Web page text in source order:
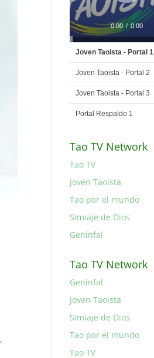
0:00 / 0:00
Joven Taoista - Portal 1
Joven Taoista - Portal 2
Joven Taoista - Portal 3
Portal Respaldo 1
Tao TV Network
Tao TV
Joven Taoista
Tao por el mundo
Simiaje de Dios
Genínfal
Tao TV Network
Genínfal
Joven Taoista
Simiaje de Dios
Tao por el mundo
Tao TV